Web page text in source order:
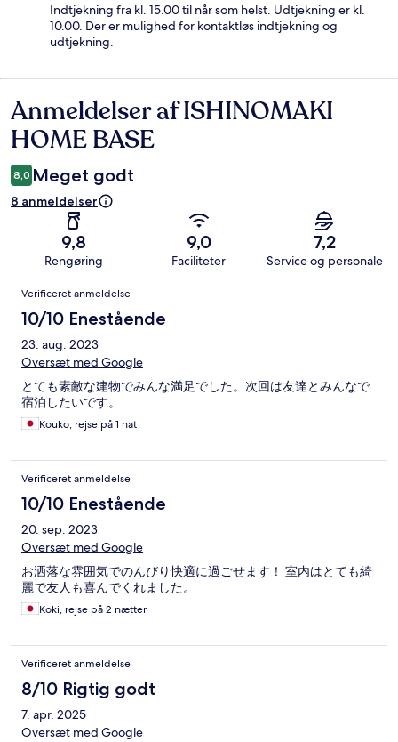
Indtjekning fra kl. 15.00 til når som helst. Udtjekning er kl.
10.00. Der er mulighed for kontaktløs indtjekning og
udtjekning.
Anmeldelser
Anmeldelser af ISHINOMAKI
HOME BASE
8,0 Meget godt
8 anmeldelser
9,8
Rengøring
9,0
Faciliteter
7,2
Service og personale
Anmeldelser
Verificeret anmeldelse
10/10 Enestående
23. aug. 2023
Oversæt med Google
とても素敵な建物でみんな満足でした。次回は友達とみんなで
宿泊したいです。
Kouko, rejse på 1 nat
Verificeret anmeldelse
10/10 Enestående
20. sep. 2023
Oversæt med Google
お洒落な雰囲気でのんびり快適に過ごせます！ 室内はとても綺
麗で友人も喜んでくれました。
Koki, rejse på 2 nætter
Verificeret anmeldelse
8/10 Rigtig godt
7. apr. 2025
Oversæt med Google